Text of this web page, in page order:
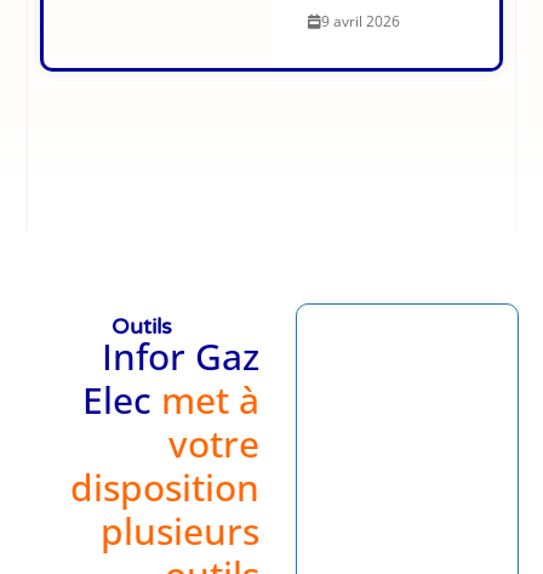
9 avril 2026
Outils
Infor Gaz
Elec met à
votre
disposition
plusieurs